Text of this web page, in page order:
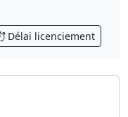
Délai licenciement